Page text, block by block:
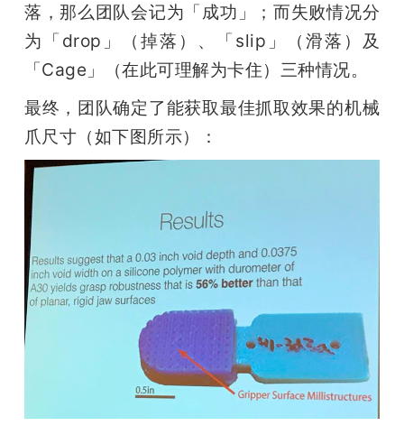
落，那么团队会记为「成功」；而失败情况分
为「drop」（掉落）、「slip」（滑落）及
「Cage」（在此可理解为卡住）三种情况。
最终，团队确定了能获取最佳抓取效果的机械
爪尺寸（如下图所示）：